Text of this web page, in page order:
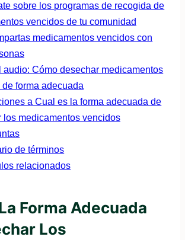
sobre los programas de recogida de
vencidos de tu comunidad
medicamentos vencidos con
audio: Cómo desechar medicamentos
forma adecuada
a Cual es la forma adecuada de
los medicamentos vencidos
de términos
relacionados
Forma Adecuada
Los